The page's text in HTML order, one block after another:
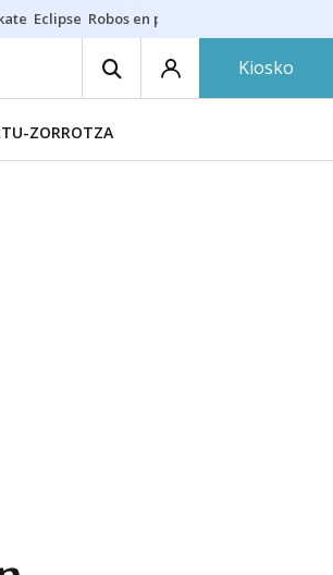
Eclipse Robos en playas
Kiosko
ZORROTZA